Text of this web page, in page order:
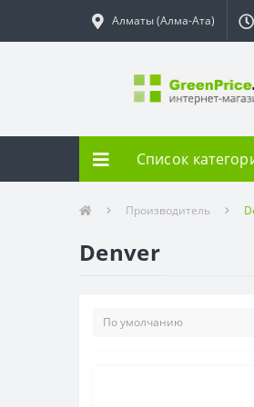
Алматы (Алма-Ата)
Список
Производитель
Denver